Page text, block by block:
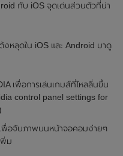
กับ iOS จุดเด่นส่วนตัวที่น่า
หลุดใน iOS และ Android มาดู
เพื่อการเล่นเกมส์ที่ไหลลื่นขึ้น
control panel settings for
พื่อจับภาพบนหน้าจอคอมง่ายๆ
พิ่ม